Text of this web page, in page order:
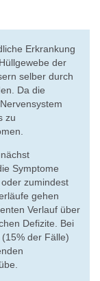
Erkrankung
der
selber durch
Da die
zu
Symptome
zumindest
gehen
Verlauf über
Defizite. Bei
der Fälle)